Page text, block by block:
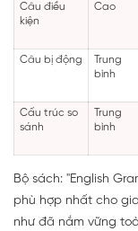
Câu điều
kiện
Cao
Câu bị động
Trung
bình
Cấu trúc so
sánh
Trung
bình
Bộ sách: "English
phù hợp nhất cho
như đã nắm vững